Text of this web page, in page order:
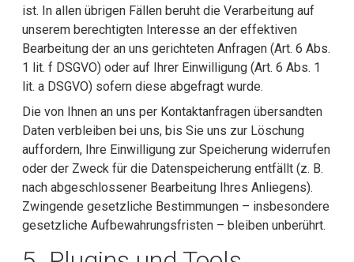
ist. In allen übrigen Fällen beruht die Verarbeitung auf
unserem berechtigten Interesse an der effektiven
Bearbeitung der an uns gerichteten Anfragen (Art. 6 Abs.
1 lit. f DSGVO) oder auf Ihrer Einwilligung (Art. 6 Abs. 1
lit. a DSGVO) sofern diese abgefragt wurde.
Die von Ihnen an uns per Kontaktanfragen übersandten
Daten verbleiben bei uns, bis Sie uns zur Löschung
auffordern, Ihre Einwilligung zur Speicherung widerrufen
oder der Zweck für die Datenspeicherung entfällt (z. B.
nach abgeschlossener Bearbeitung Ihres Anliegens).
Zwingende gesetzliche Bestimmungen – insbesondere
gesetzliche Aufbewahrungsfristen – bleiben unberührt.